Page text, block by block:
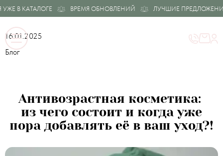
В КАТАЛОГЕ ВРЕМЯ ОБНОВЛЕНИЙ ЛУЧШИЕ ПРЕДЛОЖЕНИЯ
16.01.2025
Блог
Антивозрастная косметика:
из чего состоит и когда уже
пора добавлять её в ваш уход?!